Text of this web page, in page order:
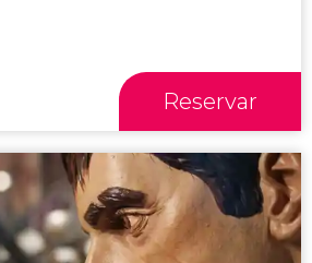
Reservar